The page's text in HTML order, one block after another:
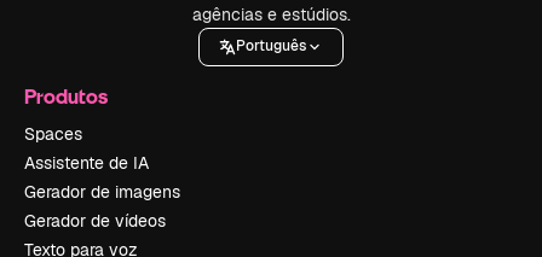
agências e estúdios.
Português
Produtos
Spaces
Assistente de IA
Gerador de imagens
Gerador de vídeos
Texto para voz